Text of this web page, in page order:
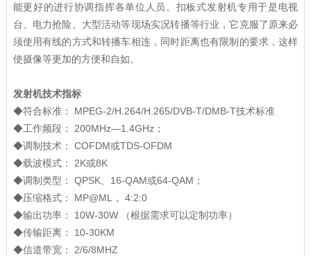
能更好的进行协调指挥各单位人员。扣板式发射机专用于是电视
台、电力抢险、大型活动等现场实况转播等行业，它克服了原来必
须使用有线的方式和转播车相连，同时距离也有限制的要求，这样
使摄像等更加的方便和自如。
发射机技术指标
◆符合标准： MPEG-2/H.264/H.265/DVB-T/DMB-T技术标准
◆工作频段： 200MHz—1.4GHz；
◆调制技术： COFDM或TDS-OFDM
◆载波模式： 2K或8K
◆调制类型： QPSK、16-QAM或64-QAM；
◆压缩格式： MP@ML， 4:2:0
◆输出功率： 10W-30W （根据需求可以定制功率）
◆传输距离： 10-30KM
◆信道带宽： 2/6/8MHZ